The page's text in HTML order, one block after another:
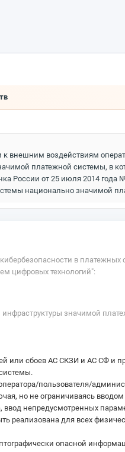
к внешним воздействиям
платежной системы, в
России от 25 июля 2014 года
национально значимой
в платежных
цифровых технологий":
значимой
или сбоев АС СКЗИ и АС СФ и
пользователя/
но не ограничиваясь
непредусмотренных
реализована для всех
опасной